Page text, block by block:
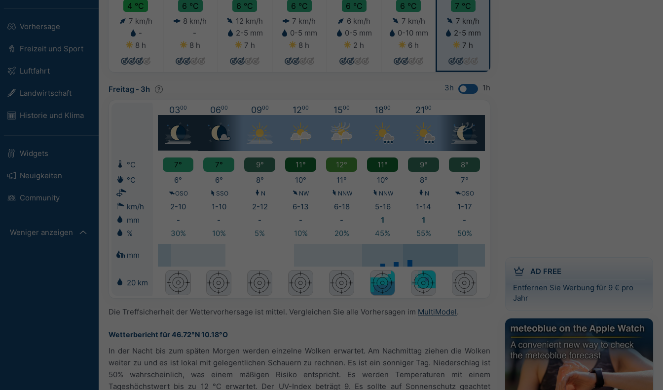
Vorhersage
Freizeit und Sport
Luftfahrt
Landwirtschaft
Historie und Klima
Widgets
Neuigkeiten
Community
Weniger anzeigen
AD FREE
Entfernen Sie Werbung für 9 € pro
Jahr
4 °C
7 km/h
-
8 h
6 °C
8 km/h
-
8 h
6 °C
12 km/h
2-5 mm
7 h
6 °C
7 km/h
0-5 mm
8 h
6 °C
6 km/h
0-5 mm
2 h
6 °C
7 km/h
0-10 mm
6 h
7 °C
7 km/h
2-5 mm
7 h
Freitag - 3h 3h 1h
0300 0600 0900 1200 1500 1800 2100
°C 7° 7° 9° 11° 12° 11° 9°
8°
°C
6° 6° 8° 10° 11° 10° 8° 7°
OSO SSO N NW NNW NNW N OSO
km/h 2-10 1-10 2-12 6-13 6-18 5-16 1-14
1-17
mm
- - - - - 1 1
-
%
30% 10% 5% 10% 20% 45% 55% 50%
mm
20 km
Die Treffsicherheit der Wettervorhersage ist mittel. Vergleichen Sie alle Vorhersagen im MultiModel.
Wetterbericht für 46.72°N 10.18°O
In der Nacht bis zum späten Morgen werden einzelne Wolken erwartet. Am Nachmittag ziehen die Wolken
weiter zu und es ist lokal mit gelegentlichen Schauern zu rechnen. Es ist ein sonniger Tag. Niederschlag ist
50% wahrscheinlich, was einem mäßigen Risiko entspricht. Es werden Temperaturen mit einem
Tageshöchstwert bis zu 12 °C erwartet. Der UV-Index beträgt 9. Es sollte auf Sonnenschutz geachtet